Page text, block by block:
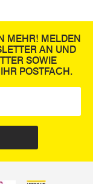
MEHR! MELDEN
AN UND
SOWIE
POSTFACH.